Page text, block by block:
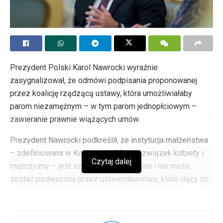
Prezydent Polski Karol Nawrocki wyraźnie
zasygnalizował, że odmówi podpisania proponowanej
przez koalicję rządzącą ustawy, która umożliwiałaby
parom niezamężnym – w tym parom jednopłciowym –
zawieranie prawnie wiążących umów.
Prezydent Nawrocki podkreślił, że instytucja małżeństwa
– zdefiniowana w Konstytucji RP jako związek kobiety i
mężczyzny – jest szczególnie chroniona i nie może
zostać podważona przez ustawodawstwo, które dąży do
Czytaj dalej